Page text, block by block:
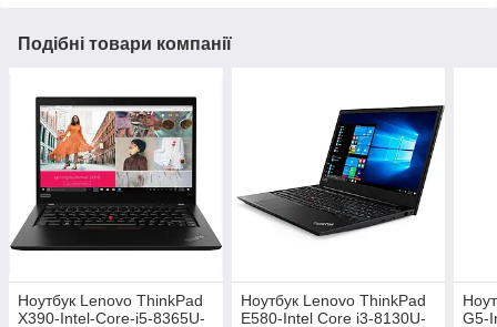
Подібні товари компанії
Ноутбук Lenovo ThinkPad
X390-Intel-Core-i5-8365U-
Ноутбук Lenovo ThinkPad
E580-Intel Core i3-8130U-
G5-